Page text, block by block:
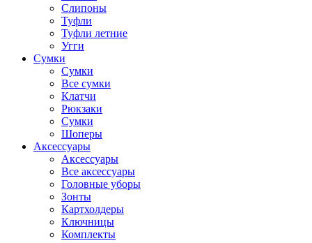
Слипоны
Туфли
Туфли летние
Угги
Сумки
Сумки
Все сумки
Клатчи
Рюкзаки
Сумки
Шоперы
Аксессуары
Аксессуары
Все аксессуары
Головные уборы
Зонты
Картхолдеры
Ключницы
Комплекты